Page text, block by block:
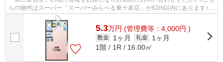
らの物件はスーパー「スーパーみらべる東十条店」が62m以内にあります♪こ
ちらの物件はアパートです♪駅から徒...
5.3万円 (管理費等：4,000円 )
敷金 1ヶ月 礼金
1ヶ月
1階 / 1R / 16.00㎡